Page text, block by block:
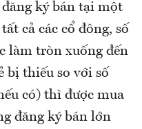
ký bán tại một
cả các cổ đông, số
làm tròn xuống đến
bị thiếu so với số
có) thì được mua
đăng ký bán lớn